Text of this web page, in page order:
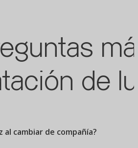
de
al cambiar de compañía?